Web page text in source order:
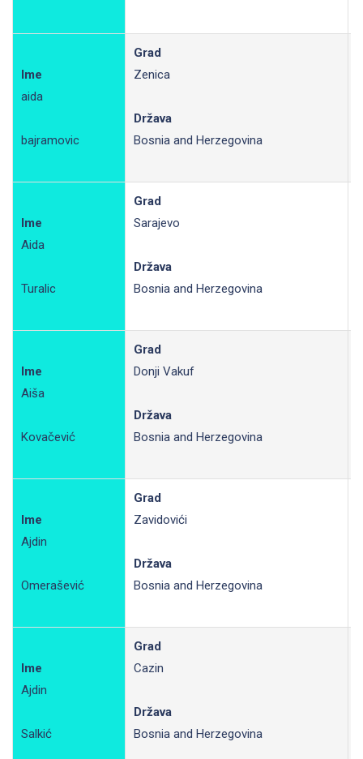
Ime
aida
bajramovic
Grad
Zenica
Država
Bosnia and Herzegovina
Ime
Aida
Turalic
Grad
Sarajevo
Država
Bosnia and Herzegovina
Ime
Aiša
Kovačević
Grad
Donji Vakuf
Država
Bosnia and Herzegovina
Ime
Ajdin
Omerašević
Grad
Zavidovići
Država
Bosnia and Herzegovina
Ime
Ajdin
Salkić
Grad
Cazin
Država
Bosnia and Herzegovina